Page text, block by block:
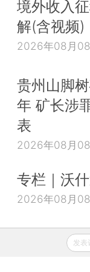
境外收入
解(含视频)
2026年08月
贵州山脚
年 矿长涉
表
2026年08月
专栏｜沃
2026年08月
发表